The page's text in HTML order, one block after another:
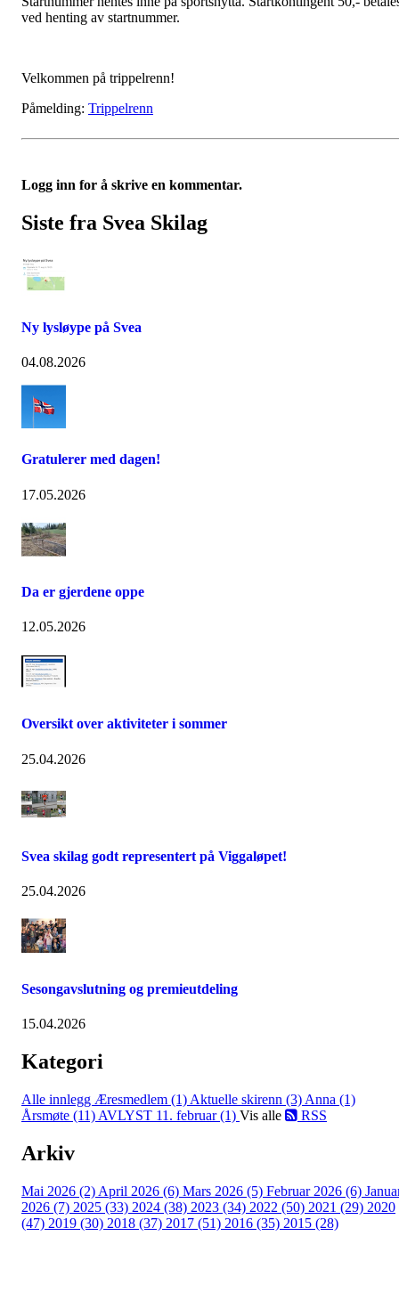
ved henting av startnummer.
Velkommen på trippelrenn!
Påmelding: Trippelrenn
Logg inn for å skrive en kommentar.
Siste fra Svea Skilag
Ny lysløype på Svea
04.08.2026
Gratulerer med dagen!
17.05.2026
Da er gjerdene oppe
12.05.2026
Oversikt over aktiviteter i sommer
25.04.2026
Svea skilag godt representert på Viggaløpet!
25.04.2026
Sesongavslutning og premieutdeling
15.04.2026
Kategori
Alle innlegg Æresmedlem (1) Aktuelle skirenn (3) Anna (1)
Årsmøte (11) AVLYST 11. februar (1) Vis alle RSS
Arkiv
Mai 2026 (2) April 2026 (6) Mars 2026 (5) Februar 2026 (6)
2026 (7) 2025 (33) 2024 (38) 2023 (34) 2022 (50) 2021 (29) 2020
(47) 2019 (30) 2018 (37) 2017 (51) 2016 (35) 2015 (28)